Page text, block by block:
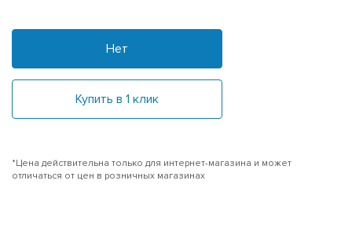
Нет
Купить в 1 клик
*Цена действительна только для интернет-магазина и может
отличаться от цен в розничных магазинах